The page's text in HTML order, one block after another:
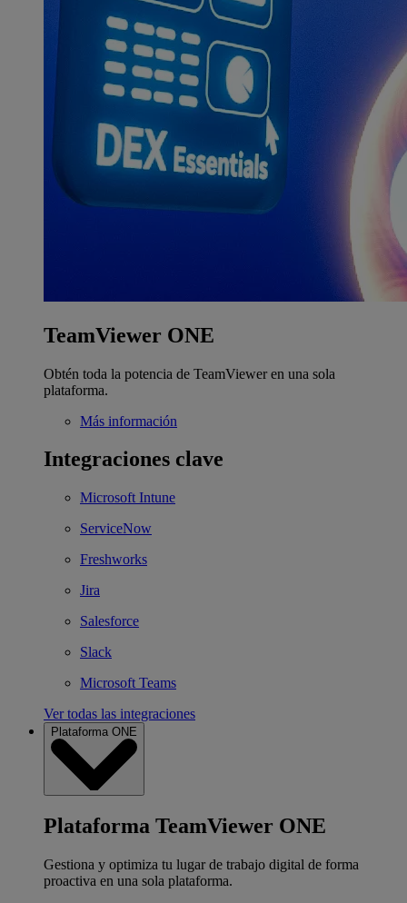
TeamViewer ONE
Obtén toda la potencia de TeamViewer en una sola
plataforma.
Más información
Integraciones clave
Microsoft Intune
ServiceNow
Freshworks
Jira
Salesforce
Slack
Microsoft Teams
Ver todas las integraciones
Plataforma ONE
Plataforma TeamViewer ONE
Gestiona y optimiza tu lugar de trabajo digital de forma
proactiva en una sola plataforma.